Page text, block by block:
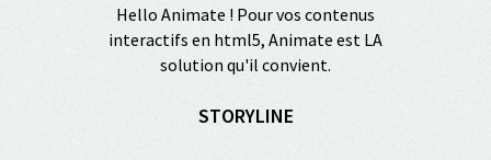
Hello Animate ! Pour vos contenus
interactifs en html5, Animate est LA
solution qu'il convient.
STORYLINE